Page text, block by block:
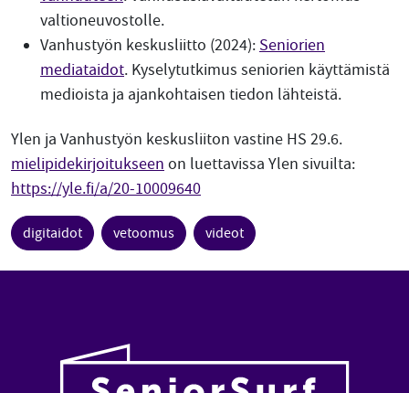
valtioneuvostolle.
Vanhustyön keskusliitto (2024): Seniorien
mediataidot. Kyselytutkimus seniorien käyttämistä
medioista ja ajankohtaisen tiedon lähteistä.
Ylen ja Vanhustyön keskusliiton vastine HS 29.6.
mielipidekirjoitukseen on luettavissa Ylen sivuilta:
https://yle.fi/a/20-10009640
digitaidot vetoomus videot